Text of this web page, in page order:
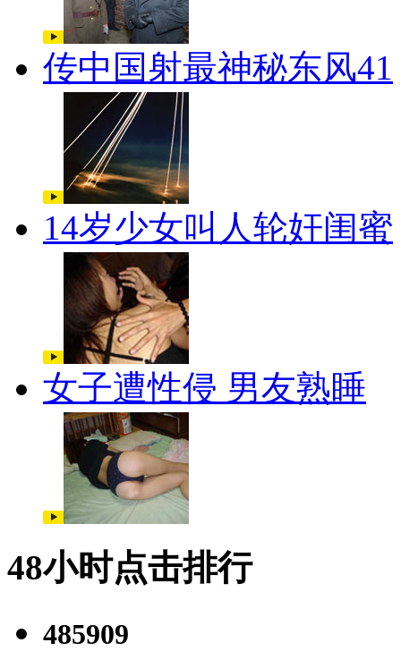
传中国射最神秘东风41
14岁少女叫人轮奸闺蜜
女子遭性侵 男友熟睡
48小时点击排行
485909